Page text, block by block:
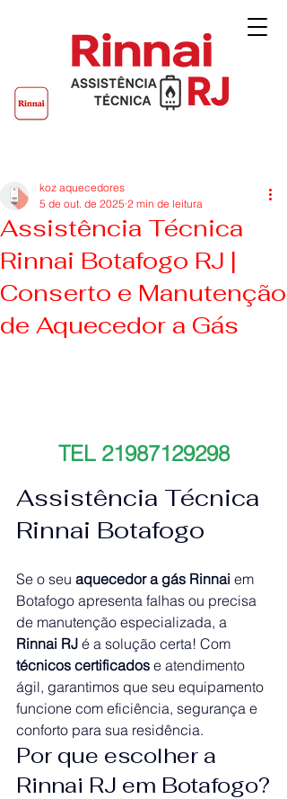
Assistência Técnica
Rinnai Botafogo RJ |
Conserto e Manutenção
de Aquecedor a Gás
koz aquecedores
5 de out. de 2025 2 min de leitura
TEL 21987129298
Assistência Técnica
Rinnai Botafogo
Se o seu aquecedor a gás Rinnai em
Botafogo apresenta falhas ou precisa
de manutenção especializada, a
Rinnai RJ é a solução certa! Com
técnicos certificados e atendimento
ágil, garantimos que seu equipamento
funcione com eficiência, segurança e
conforto para sua residência.
Por que escolher a
Rinnai RJ em Botafogo?